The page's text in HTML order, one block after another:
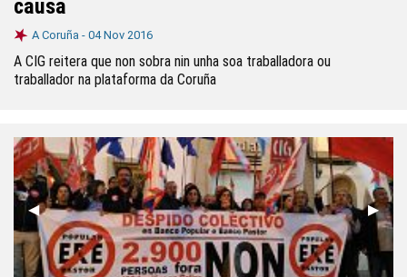
causa
A Coruña - 04 Nov 2016
A CIG reitera que non sobra nin unha soa traballadora ou
traballador na plataforma da Coruña
Anterior
◀︎ ▶︎